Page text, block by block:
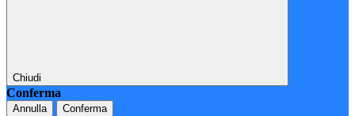
Chiudi
Conferma
Annulla Conferma